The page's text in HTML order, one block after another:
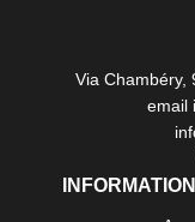
Via Chambéry,
email
INFORMATION